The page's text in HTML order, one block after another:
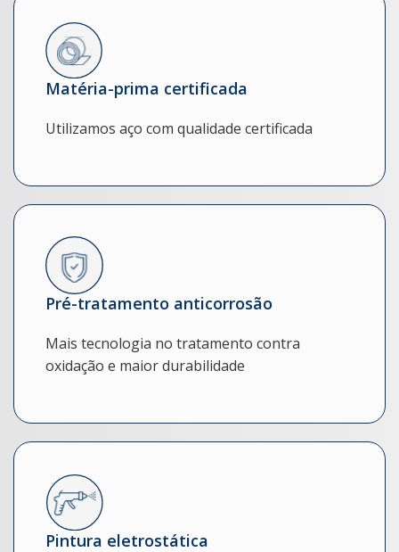
Matéria-prima certificada
Utilizamos aço com qualidade certificada
Pré-tratamento anticorrosão
Mais tecnologia no tratamento contra
oxidação e maior durabilidade
Pintura eletrostática